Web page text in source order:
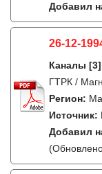
Добавил
26-12-
Каналы [3]
ГТРК /
Регион:
Источник:
Добавил